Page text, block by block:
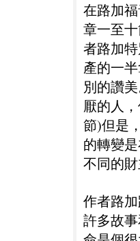
在路加
章一至
者路加
產的一
別的讚
厭的人
節)但是
的轉變
不同的
作者路
許多故